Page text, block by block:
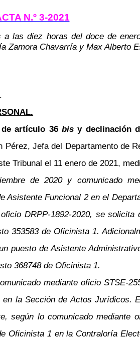
N.º 3-2021
las diez horas del doce de
Zamora Chavarría y Max Alberto
de artículo 36bis y declinación
Pérez, Jefa del Departamento de
Tribunal el 11 enero de 2021,
de 2020 y comunicado
Funcional 2 en el
DRPP-1892-2020, se
353583 de Oficinista 1.
puesto de Asistente
368748 de Oficinista 1.
mediante oficio STSE-
la Sección de Actos
lo comunicado mediante
Oficinista 1 en la Contraloría